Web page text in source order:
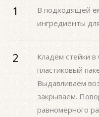
В подходящей
ингредиенты
Кладём стейки
пластиковый
Выдавливаем
закрываем.
равномерного